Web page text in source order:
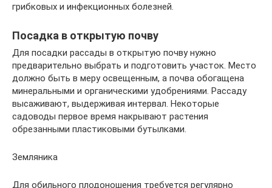
грибковых и инфекционных болезней.
Посадка в открытую почву
Для посадки рассады в открытую почву нужно
предварительно выбрать и подготовить участок. Место
должно быть в меру освещенным, а почва обогащена
минеральными и органическими удобрениями. Рассаду
высаживают, выдерживая интервал. Некоторые
садоводы первое время накрывают растения
обрезанными пластиковыми бутылками.
Земляника
Для обильного плодоношения требуется регулярно